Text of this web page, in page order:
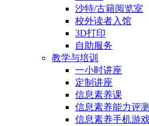
沙特/古籍阅览室
校外读者入馆
3D打印
自助服务
教学与培训
一小时讲座
定制讲座
信息素养课
信息素养能力评测
信息素养手机游